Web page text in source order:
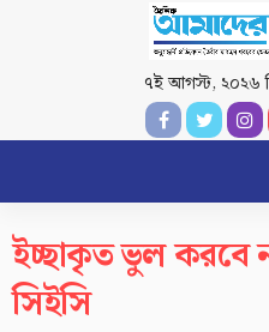
৭ই আগস্ট, ২০২৬
ইচ্ছাকৃত ভুল করবে
সিইসি